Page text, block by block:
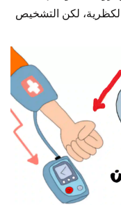
لكن التشخيص